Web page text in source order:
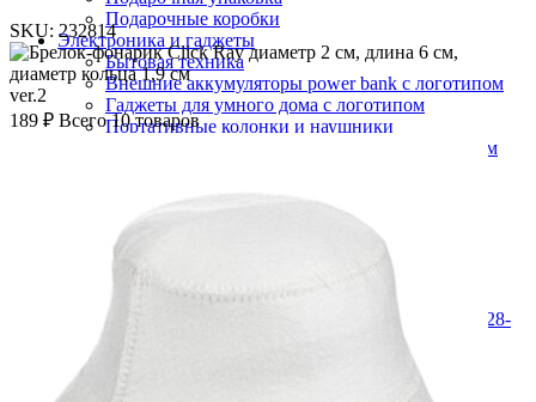
Подарочные коробки
Электроника и гаджеты
Бытовая техника
Внешние аккумуляторы power bank с логотипом
Гаджеты для умного дома с логотипом
Портативные колонки и наушники
Зарядные устройства для телефона с логотипом
Лампы и светильники
Увлажнители воздуха с логотипом
+7 (812) 946-28-
Есть вопросы? Свяжитесь нами с помощью формы
SKU: 232814
ver.2
189 ₽ Всего 10 товаров